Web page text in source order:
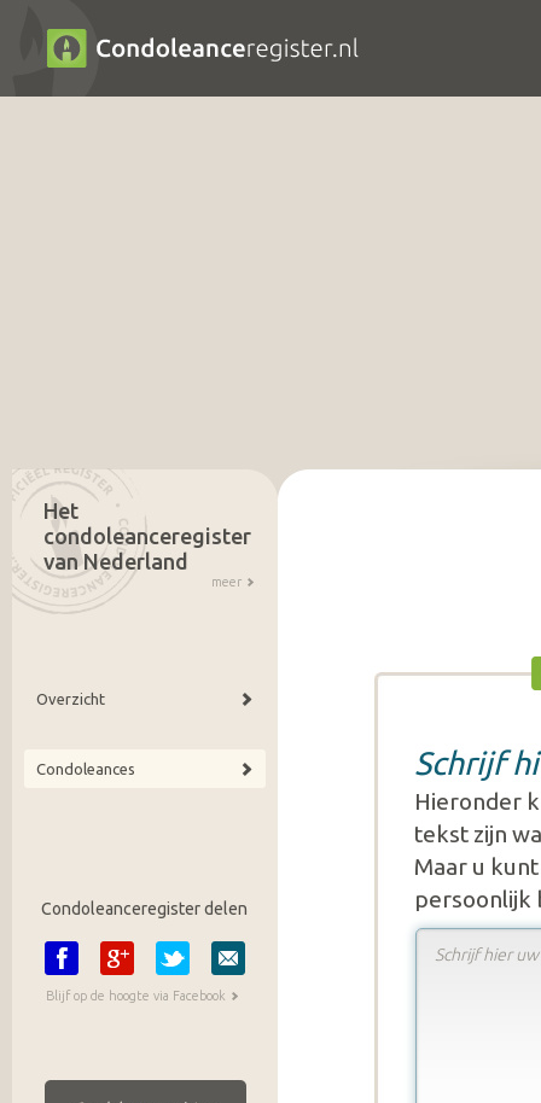
Schrijf
Hieronder
tekst zijn
Maar u
persoonlijk
Het
condoleanceregister
van Nederland
meer
Overzicht
Condoleances
Condoleanceregister delen
Blijf op de hoogte via Facebook